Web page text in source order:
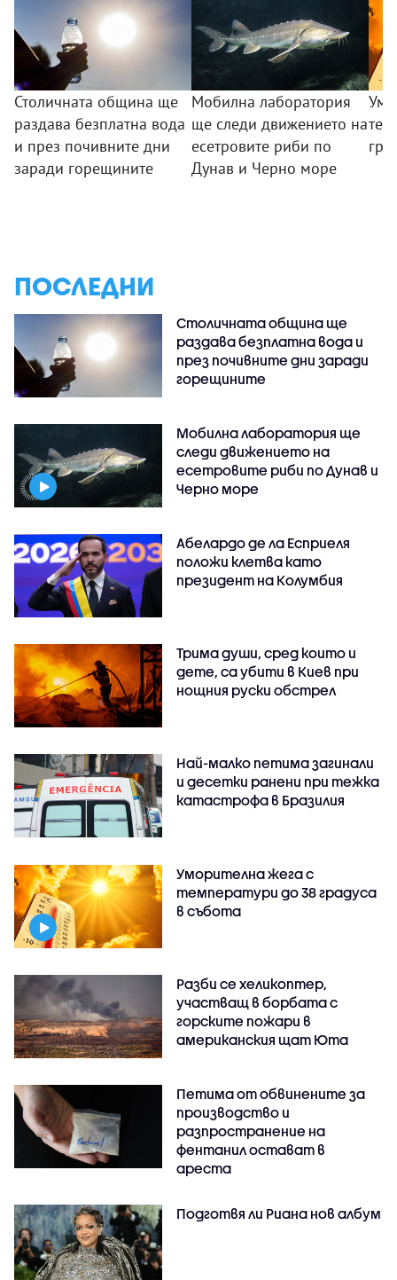
Столичната община ще
раздава безплатна вода
и през почивните дни
заради горещините
Мобилна лаборатория
ще следи движението на
есетровите риби по
Дунав и Черно море
ПОСЛЕДНИ
Столичната община ще
раздава безплатна вода и
през почивните дни заради
горещините
Мобилна лаборатория ще
следи движението на
есетровите риби по Дунав и
Черно море
Абелардо де ла Есприеля
положи клетва като
президент на Колумбия
Трима души, сред които и
дете, са убити в Киев при
нощния руски обстрел
Най-малко петима загинали
и десетки ранени при тежка
катастрофа в Бразилия
Уморителна жега с
температури до 38 градуса
в събота
Разби се хеликоптер,
участващ в борбата с
горските пожари в
американския щат Юта
Петима от обвинените за
производство и
разпространение на
фентанил остават в
ареста
Подготвя ли Риана нов албум